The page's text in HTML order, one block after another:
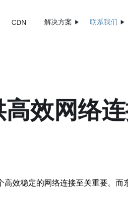
CDN 解决方案 联系我们
效网络
效稳定的网络连接至关重要。